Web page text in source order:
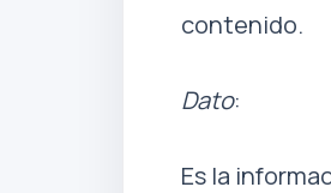
contenido.
Dato:
Es la